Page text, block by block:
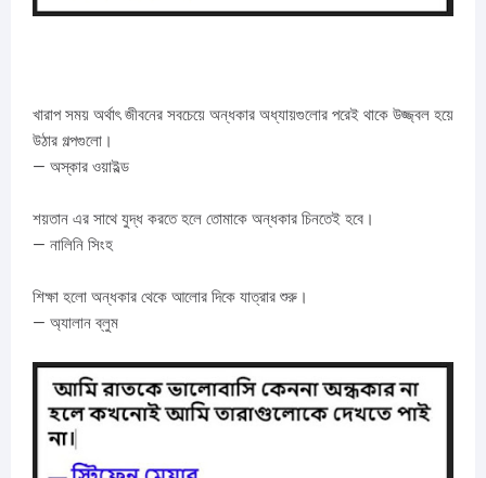
খারাপ সময় অর্থাৎ জীবনের সবচেয়ে অন্ধকার অধ্যায়গুলোর পরেই থাকে উজ্জ্বল হয়ে
উঠার গল্পগুলো।
— অস্কার ওয়াইল্ড
শয়তান এর সাথে যুদ্ধ করতে হলে তোমাকে অন্ধকার চিনতেই হবে।
— নালিনি সিংহ
শিক্ষা হলো অন্ধকার থেকে আলোর দিকে যাত্রার শুরু।
— অ্যালান ব্লুম